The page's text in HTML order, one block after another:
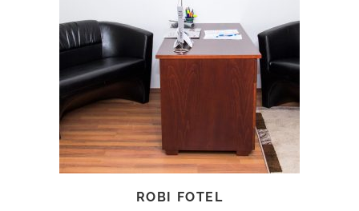
TOVÁBB OLVASOM
ROBI FOTEL